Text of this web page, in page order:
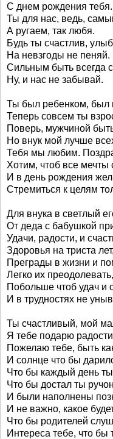
С днем рождения тебя.
Ты для нас, ведь,
А ругаем, так любя.
Будь ты счастлив,
На невзгоды не пеняй.
Сильным быть всегда
Ну, и нас не забывай.
Ты был ребенком, был
Теперь совсем ты
Поверь, мужчиной
Но внук мой лучше
Тебя мы любим.
Хотим, чтоб все мечты
И в день рождения
Стремиться к целям
Для внука в светлый
От деда с бабушкой
Удачи, радости, и
Здоровья на триста лет,
Преграды в жизни и
Легко их преодолевать,
Побольше чтоб удач и
И в трудностях не
Ты счастливый, мой
Я тебе подарю
Пожелаю тебе, быть
И солнце что бы
Что бы каждый день
Что бы достал ты
И были наполнены
И не важно, какое
Что бы родителей
Интереса тебе, что